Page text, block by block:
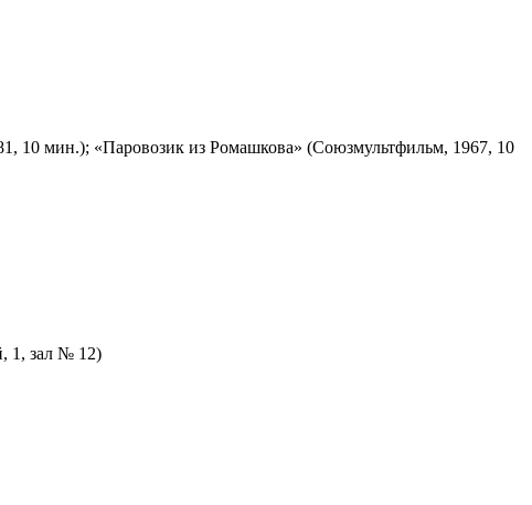
10 мин.); «Паровозик из Ромашкова» (Союзмультфильм, 1967, 10
1, зал № 12)